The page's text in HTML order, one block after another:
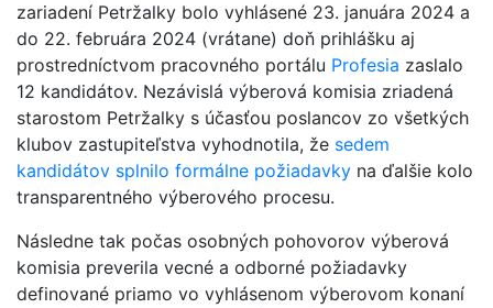
zariadení Petržalky bolo vyhlásené 23. januára 2024 a
do 22. februára 2024 (vrátane) doň prihlášku aj
prostredníctvom pracovného portálu Profesia zaslalo
12 kandidátov. Nezávislá výberová komisia zriadená
starostom Petržalky s účasťou poslancov zo všetkých
klubov zastupiteľstva vyhodnotila, že sedem
kandidátov splnilo formálne požiadavky na ďalšie kolo
transparentného výberového procesu.
Následne tak počas osobných pohovorov výberová
komisia preverila vecné a odborné požiadavky
definované priamo vo vyhlásenom výberovom konaní